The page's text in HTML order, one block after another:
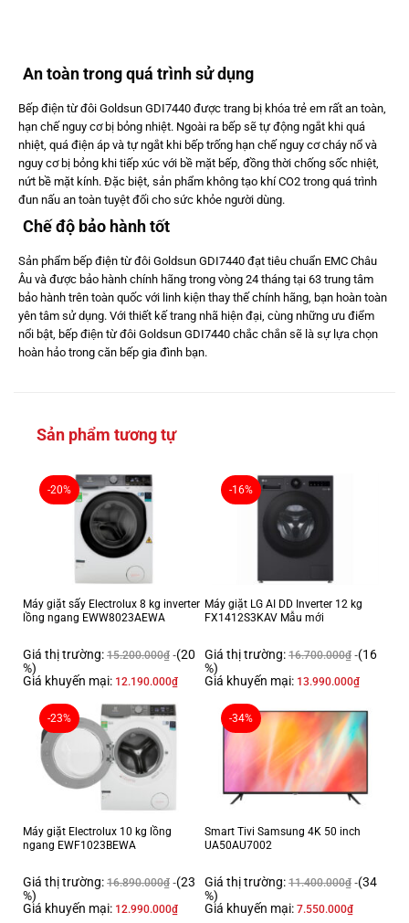
An toàn trong quá trình sử dụng
Bếp điện từ đôi Goldsun GDI7440 được trang bị khóa trẻ em rất an toàn,
hạn chế nguy cơ bị bỏng nhiệt. Ngoài ra bếp sẽ tự động ngắt khi quá
nhiệt, quá điện áp và tự ngắt khi bếp trống hạn chế nguy cơ cháy nổ và
nguy cơ bị bỏng khi tiếp xúc với bề mặt bếp, đồng thời chống sốc nhiệt,
nứt bề mặt kính. Đặc biệt, sản phẩm không tạo khí CO2 trong quá trình
đun nấu an toàn tuyệt đối cho sức khỏe người dùng.
Chế độ bảo hành tốt
Sản phẩm bếp điện từ đôi Goldsun GDI7440 đạt tiêu chuẩn EMC Châu
Âu và được bảo hành chính hãng trong vòng 24 tháng tại 63 trung tâm
bảo hành trên toàn quốc với linh kiện thay thế chính hãng, bạn hoàn toàn
yên tâm sử dụng. Với thiết kế trang nhã hiện đại, cùng những ưu điểm
nổi bật, bếp điện từ đôi Goldsun GDI7440 chắc chắn sẽ là sự lựa chọn
hoàn hảo trong căn bếp gia đình bạn.
Sản phẩm tương tự
-20%
Máy giặt sấy Electrolux 8 kg inverter
lồng ngang EWW8023AEWA
Giá thị trường: 15.200.000₫ (20
%)
Giá khuyến mại: 12.190.000₫
-16%
Máy giặt LG AI DD Inverter 12 kg
FX1412S3KAV Mẫu mới
Giá thị trường: 16.700.000₫ (16
%)
Giá khuyến mại: 13.990.000₫
-23%
Máy giặt Electrolux 10 kg lồng
ngang EWF1023BEWA
Giá thị trường: 16.890.000₫ (23
%)
Giá khuyến mại: 12.990.000₫
-34%
Smart Tivi Samsung 4K 50 inch
UA50AU7002
Giá thị trường: 11.400.000₫ (34
%)
Giá khuyến mại: 7.550.000₫